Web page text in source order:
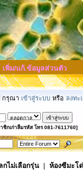
เพิ่ม/แก้.ข้อมูลส่วนตัว
กรุณา เข้าสู่ระบบ หรือ ลงทะ
ชิกเก่าลืมรหัส โทร 081-7611760]
กไม่เลือกรุ่น| ห้องซีมะโ